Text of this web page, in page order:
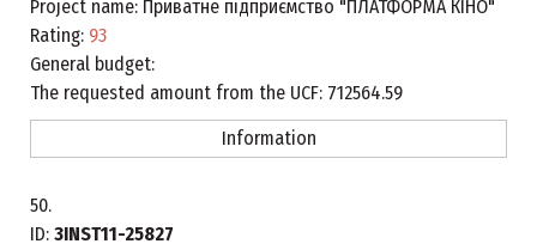
Project name: Приватне підприємство "ПЛАТФОРМА КІНО"
Rating: 93
General budget:
The requested amount from the UCF: 712564.59
Information
50.
ID: 3INST11-25827